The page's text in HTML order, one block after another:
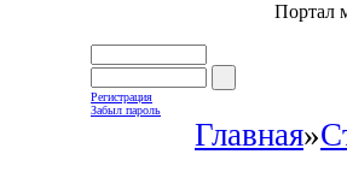
Портал
Регистрация
Забыл пароль
Главная»